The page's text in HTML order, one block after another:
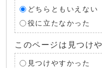
どちらともいえない
役に立たなかった
このページは見つけ
見つけやすかった